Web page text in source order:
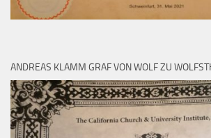
ANDREAS KLAMM GRAF VON WOLF ZU